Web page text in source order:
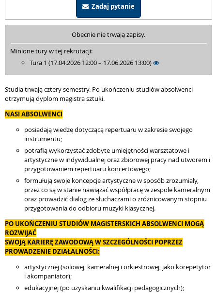
Zadaj pytanie
Obecnie nie trwają zapisy.
Minione tury w tej rekrutacji:
Tura 1 (17.04.2026 12:00 – 17.06.2026 13:00)
Studia trwają cztery semestry. Po ukończeniu studiów absolwenci
otrzymują dyplom magistra sztuki.
NASI ABSOLWENCI
posiadają wiedzę dotyczącą repertuaru w zakresie swojego
instrumentu;
potrafią wykorzystać zdobyte umiejętności warsztatowe i
artystyczne w indywidualnej oraz zbiorowej pracy nad utworem i
przygotowaniem repertuaru koncertowego;
formułują swoje koncepcje artystyczne w sposób zrozumiały,
przez co są w stanie nawiązać współpracę w zespole kameralnym
oraz prowadzić dialog ze słuchaczami o zróżnicowanym stopniu
przygotowania do odbioru muzyki klasycznej.
PO UKOŃCZENIU STUDIÓW MAGISTERSKICH ABSOLWENCI MOGĄ
ROZWIJAĆ
SWOJĄ KARIERĘ ZAWODOWĄ W SZCZEGÓLNOŚCI POPRZEZ
PROWADZENIE DZIAŁALNOŚCI:
artystycznej (solowej, kameralnej i orkiestrowej, jako korepetytor
i akompaniator);
edukacyjnej (po uzyskaniu kwalifikacji pedagogicznych);